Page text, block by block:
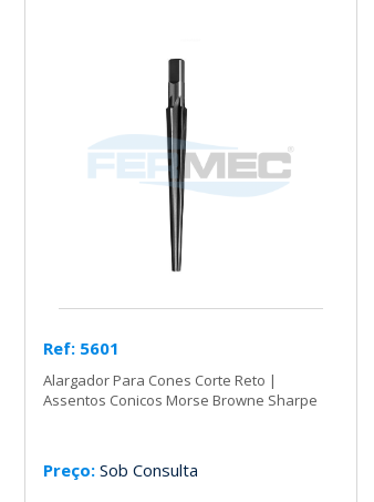
Ref: 5601
Alargador Para Cones Corte Reto |
Assentos Conicos Morse Browne Sharpe
Preço: Sob Consulta